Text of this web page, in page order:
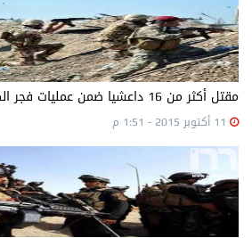
مقتل أكثر من 16 داعشيا ضمن عمليات فجر الكرمة